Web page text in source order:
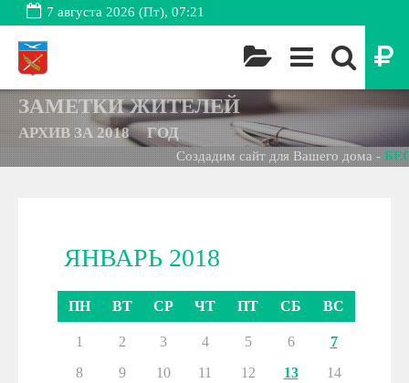
7 августа 2026 (Пт), 07:21
ЗАМЕТКИ ЖИТЕЛЕЙ
АРХИВ ЗА2018 ГОД
Создадим сайт для Вашего дома -
ЯНВАРЬ 2018
ПН ВТ СР ЧТ ПТ СБ ВС
1 2 3 4 5 6
7
8
9 10 11 12 13
14